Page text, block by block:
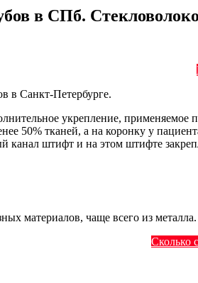
в СПб.
в Санкт-Петербурге.
укрепление, применяемое
50% тканей, а на коронку у
канал штифт и на этом штифте
материалов, чаще всего из
Сколько